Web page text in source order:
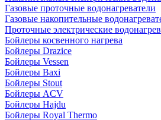
Газовые проточные водонагреватели
Газовые накопительные
Проточные электрические
Бойлеры косвенного нагрева
Бойлеры Drazice
Бойлеры Vessen
Бойлеры Baxi
Бойлеры Stout
Бойлеры ACV
Бойлеры Hajdu
Бойлеры Royal Thermo